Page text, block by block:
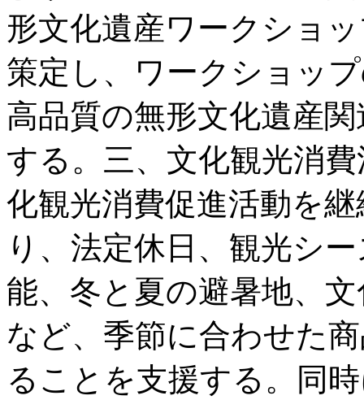
形文化遺産ワークショ
策定し、ワークショッ
高品質の無形文化遺産
する。三、文化観光消
化観光消費促進活動を
り、法定休日、観光シ
能、冬と夏の避暑地、
など、季節に合わせた
ることを支援する。同